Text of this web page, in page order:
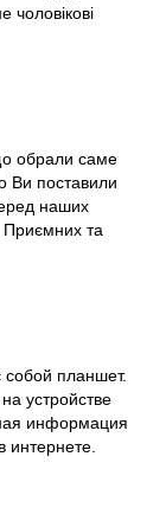
чоловікові
обрали саме
Ви поставили
наших
Приємних та
собой планшет.
устройстве
информация